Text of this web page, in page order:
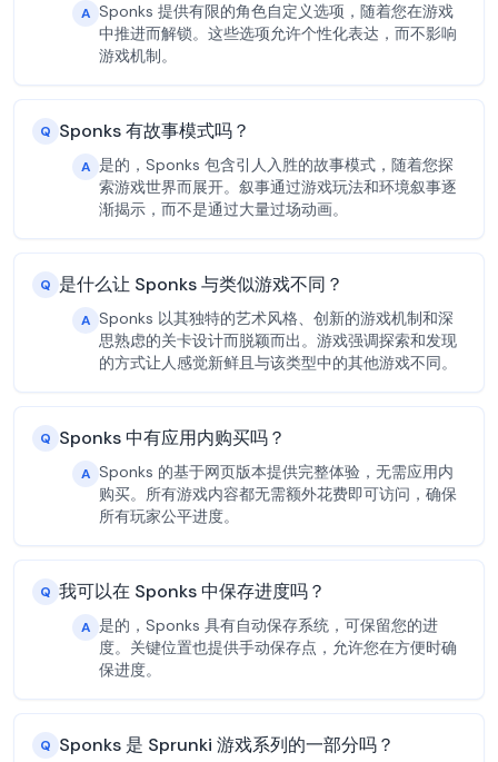
A Sponks 提供有限的角色自定义选项，随着您在游戏
中推进而解锁。这些选项允许个性化表达，而不影响
游戏机制。
Q Sponks 有故事模式吗？
A 是的，Sponks 包含引人入胜的故事模式，随着您探
索游戏世界而展开。叙事通过游戏玩法和环境叙事逐
渐揭示，而不是通过大量过场动画。
Q 是什么让 Sponks 与类似游戏不同？
A Sponks 以其独特的艺术风格、创新的游戏机制和深
思熟虑的关卡设计而脱颖而出。游戏强调探索和发现
的方式让人感觉新鲜且与该类型中的其他游戏不同。
Q Sponks 中有应用内购买吗？
A Sponks 的基于网页版本提供完整体验，无需应用内
购买。所有游戏内容都无需额外花费即可访问，确保
所有玩家公平进度。
Q 我可以在 Sponks 中保存进度吗？
A 是的，Sponks 具有自动保存系统，可保留您的进
度。关键位置也提供手动保存点，允许您在方便时确
保进度。
Q Sponks 是 Sprunki 游戏系列的一部分吗？